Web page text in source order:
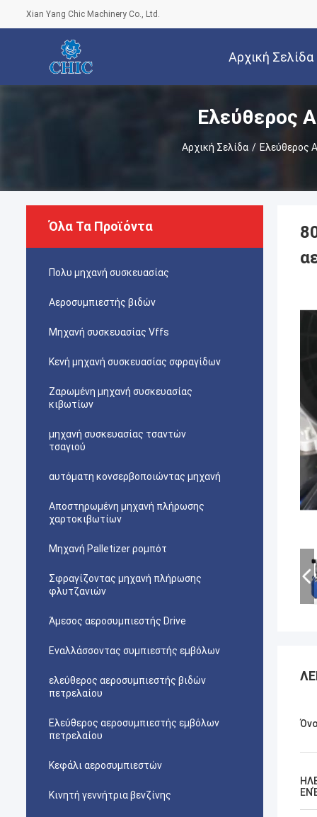
Xian Yang Chic Machinery Co., Ltd.
Αρχική Σελίδα
Ελεύθερος
Αρχική Σελίδα / Ελεύθερος
Όλα Τα Προϊόντα
Πολυ μηχανή συσκευασίας
Αεροσυμπιεστής βιδών
Μηχανή συσκευασίας Vffs
Κενή μηχανή συσκευασίας σφραγίδων
Ζαρωμένη μηχανή συσκευασίας
κιβωτίων
μηχανή συσκευασίας τσαντών
τσαγιού
αυτόματη κονσερβοποιώντας μηχανή
Αποστηρωμένη μηχανή πλήρωσης
χαρτοκιβωτίων
Μηχανή Palletizer ρομπότ
Σφραγίζοντας μηχανή πλήρωσης
φλυτζανιών
Άμεσος αεροσυμπιεστής Drive
Εναλλάσσοντας συμπιεστής εμβόλων
ελεύθερος αεροσυμπιεστής βιδών
πετρελαίου
Ελεύθερος αεροσυμπιεστής εμβόλων
πετρελαίου
Κεφάλι αεροσυμπιεστών
Κινητή γεννήτρια βενζίνης